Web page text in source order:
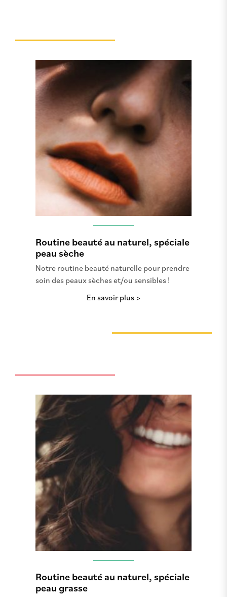
Routine beauté au naturel, spéciale
peau sèche
Notre routine beauté naturelle pour prendre
soin des peaux sèches et/ou sensibles !
En savoir plus
Routine beauté au naturel, spéciale
peau grasse